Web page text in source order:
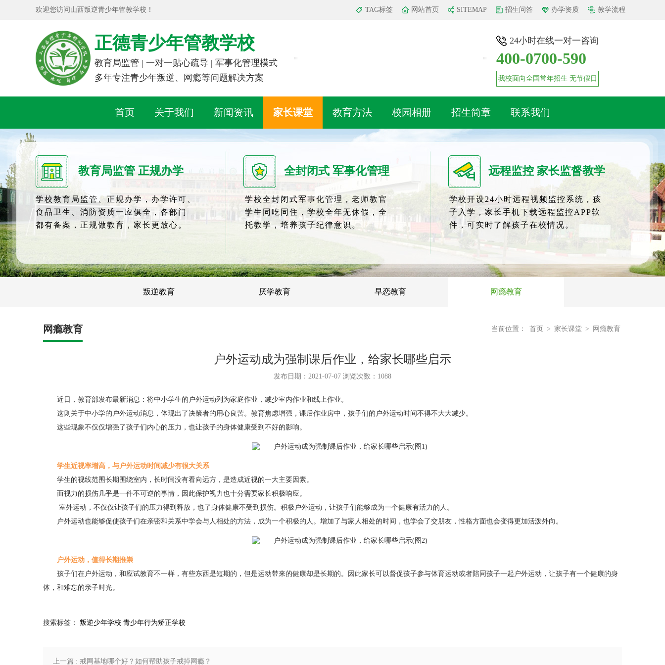
欢迎您访问山西叛逆青少年管教学校！ TAG标签 网站首页 SITEMAP 招生问答 办学资质 教学流程
正德青少年管教学校
教育局监管 | 一对一贴心疏导 | 军事化管理模式
多年专注青少年叛逆、网瘾等问题解决方案
24小时在线一对一咨询
400-0700-590
我校面向全国常年招生 无节假日
首页 关于我们 新闻资讯 家长课堂 教育方法 校园相册 招生简章 联系我们
教育局监管 正规办学
学校教育局监管、正规办学，办学许可、
食品卫生、消防资质一应俱全，各部门
都有备案，正规做教育，家长更放心。
全封闭式 军事化管理
学校全封闭式军事化管理，老师教官
学生同吃同住，学校全年无休假，全
托教学，培养孩子纪律意识。
远程监控 家长监督教学
学校开设24小时远程视频监控系统，孩
子入学，家长手机下载远程监控APP软
件，可实时了解孩子在校情况。
叛逆教育 厌学教育 早恋教育 网瘾教育
网瘾教育 当前位置： 首页 > 家长课堂 > 网瘾教育
户外运动成为强制课后作业，给家长哪些启示
发布日期：2021-07-07 浏览次数： 1088
近日，教育部发布最新消息：将中小学生的户外运动列为家庭作业，减少室内作业和线上作业。
这则关于中小学的户外运动消息，体现出了决策者的用心良苦。教育焦虑增强，课后作业房中，孩子们的户外运动时间不得不大大减少。
这些现象不仅仅增强了孩子们内心的压力，也让孩子的身体健康受到不好的影响。
学生近视率增高，与户外运动时间减少有很大关系
学生的视线范围长期围绕室内，长时间没有看向远方，是造成近视的一大主要因素。
而视力的损伤几乎是一件不可逆的事情，因此保护视力也十分需要家长积极响应。
室外运动，不仅仅让孩子们的压力得到释放，也了身体健康不受到损伤。积极户外运动，让孩子们能够成为一个健康有活力的人。
户外运动也能够促使孩子们在亲密和关系中学会与人相处的方法，成为一个积极的人。增加了与家人相处的时间，也学会了交朋友，性格方面也会变得更加活泼外向。
户外运动，值得长期推崇
孩子们在户外运动，和应试教育不一样，有些东西是短期的，但是运动带来的健康却是长期的。因此家长可以督促孩子参与体育运动或者陪同孩子一起户外运动，让孩子有一个健康的身
体，和难忘的亲子时光。
搜索标签： 叛逆少年学校 青少年行为矫正学校
上一篇 : 戒网基地哪个好？如何帮助孩子戒掉网瘾？